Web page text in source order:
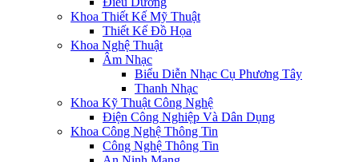
Khoa Thiết Kế Mỹ Thuật
Thiết Kế Đồ Họa
Khoa Nghệ Thuật
Âm Nhạc
Biểu Diễn Nhạc Cụ Phương Tây
Thanh Nhạc
Khoa Kỹ Thuật Công Nghệ
Điện Công Nghiệp Và Dân Dụng
Khoa Công Nghệ Thông Tin
Công Nghệ Thông Tin